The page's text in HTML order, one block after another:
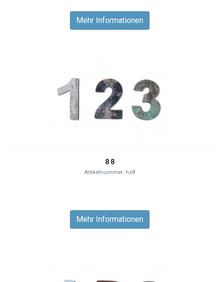
Mehr Informationen
8 8
Artikelnummer: hz8
Mehr Informationen